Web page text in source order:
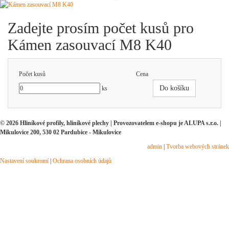
Zadejte prosím počet kusů pro
Kámen zasouvací M8 K40
Počet kusů
Cena
ks
Do košíku
© 2026 Hliníkové profily, hliníkové plechy | Provozovatelem e-shopu je ALUPA s.r.o. |
Mikulovice 200, 530 02 Pardubice - Mikulovice
admin Tvorba webových stránek
Nastavení soukromí Ochrana osobních údajů